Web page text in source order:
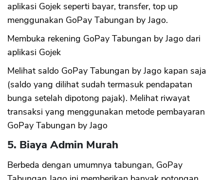
aplikasi Gojek seperti bayar, transfer, top up
menggunakan GoPay Tabungan by Jago.
Membuka rekening GoPay Tabungan by Jago dari
aplikasi Gojek
Melihat saldo GoPay Tabungan by Jago kapan saja
(saldo yang dilihat sudah termasuk pendapatan
bunga setelah dipotong pajak). Melihat riwayat
transaksi yang menggunakan metode pembayaran
GoPay Tabungan by Jago
5. Biaya Admin Murah
Berbeda dengan umumnya tabungan, GoPay